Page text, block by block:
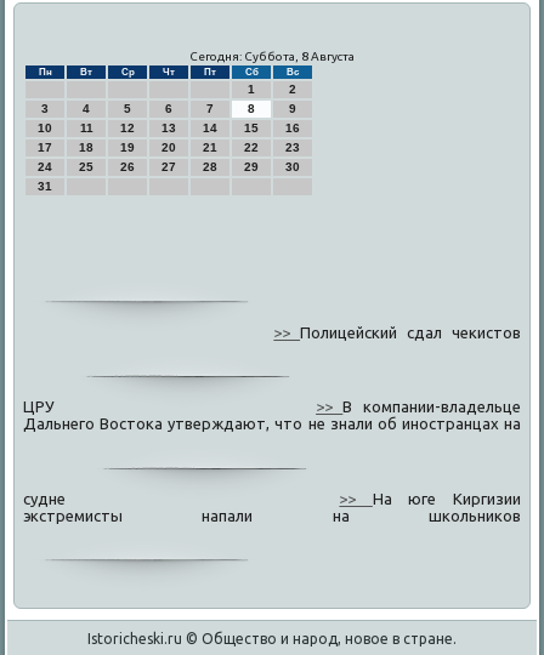
Сегодня: Суббота, 8 Августа
Пн Вт Ср Чт Пт Сб Вс
1
2
3
4 5 6 7 8
9
10
11 12 13 14 15
16
17
18 19 20 21 22
23
24
25 26 27 28 29
30
31
>>Полицейский сдал чекистов
ЦРУ >>В компании-владельце
Дальнего Востока утверждают, что не знали об иностранцах на
судне >> На юге Киргизии
экстремисты напали на школьников
Istoricheski.ru © Общество и народ, новое в стране.